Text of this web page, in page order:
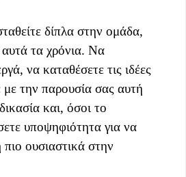
δίπλα στην ομάδα,
τα χρόνια. Να
να καταθέσετε τις ιδέες
με την παρουσία σας αυτή
και, όσοι το
υποψηφιότητα για να
ουσιαστικά στην